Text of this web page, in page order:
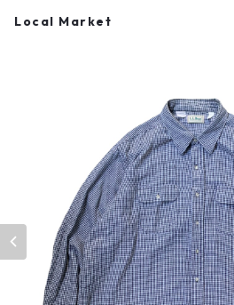
Local Market